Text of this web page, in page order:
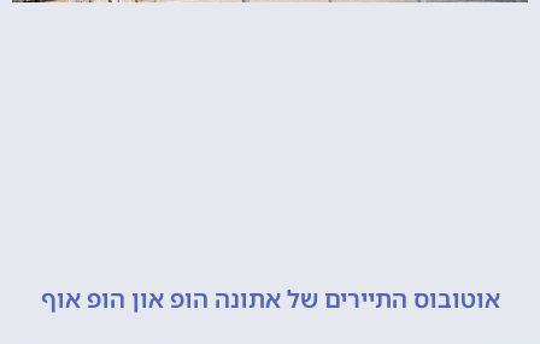
התיירים של אתונה הופ און הופ אוף